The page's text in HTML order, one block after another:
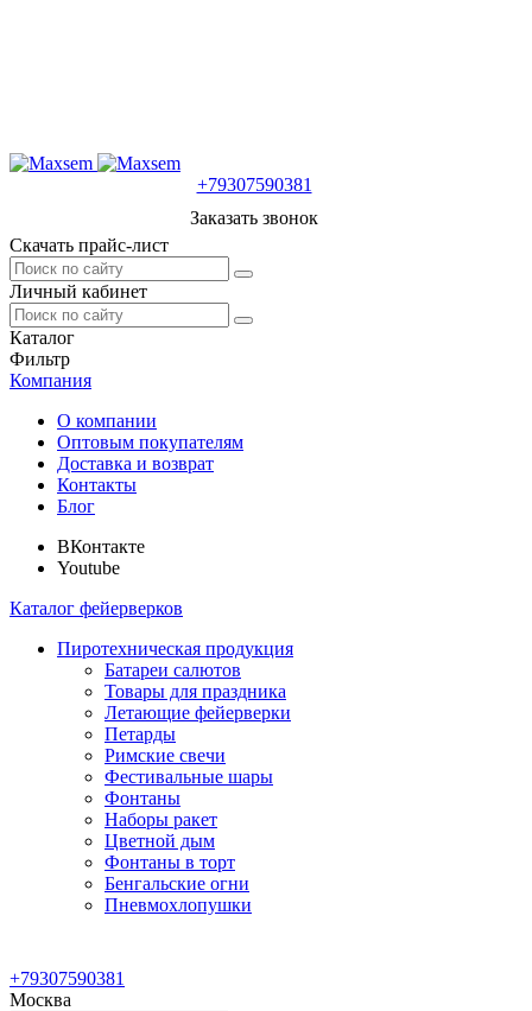
+79307590381
Заказать звонок
Скачать прайс-лист
Личный кабинет
Каталог
Фильтр
Компания
О компании
Оптовым покупателям
Доставка и возврат
Контакты
Блог
ВКонтакте
Youtube
Каталог фейерверков
Пиротехническая продукция
Батареи салютов
Товары для праздника
Летающие фейерверки
Петарды
Римские свечи
Фестивальные шары
Фонтаны
Наборы ракет
Цветной дым
Фонтаны в торт
Бенгальские огни
Пневмохлопушки
+79307590381
Москва